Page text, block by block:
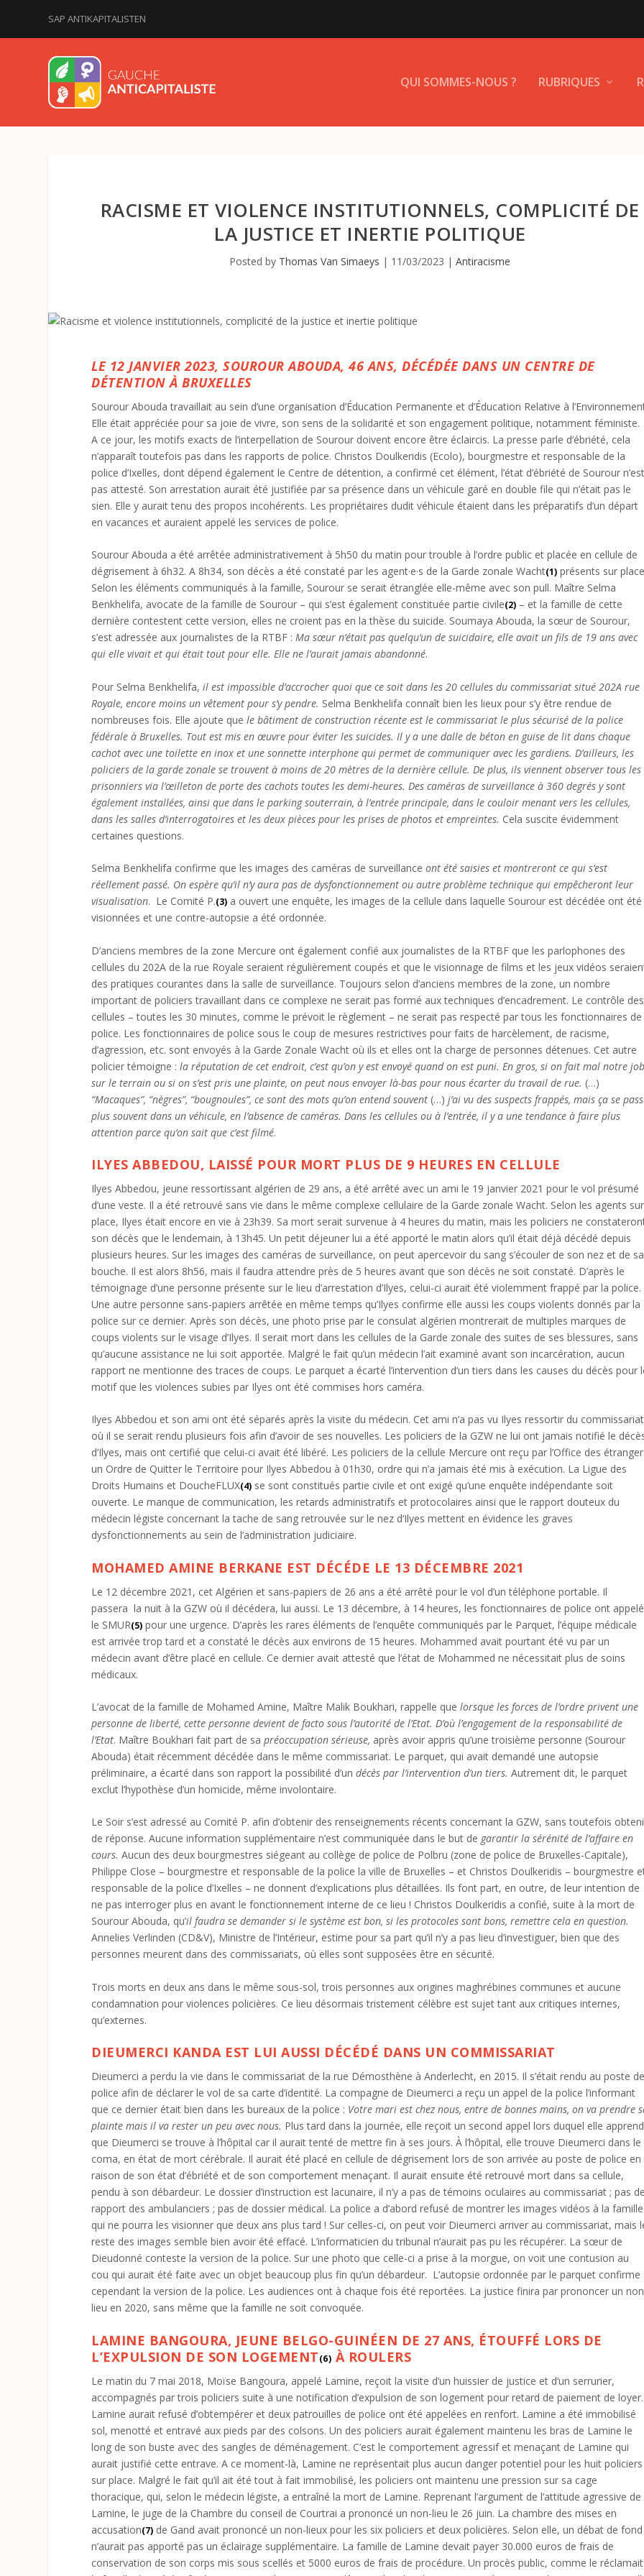
SAP ANTIKAPITALISTEN
QUI SOMMES-NOUS ? RUBRIQUES
RACISME ET VIOLENCE INSTITUTIONNELS, COMPLICITÉ DE
LA JUSTICE ET INERTIE POLITIQUE
Posted by Thomas Van Simaeys | 11/03/2023 |Antiracisme
LE 12 JANVIER 2023, SOUROUR ABOUDA, 46 ANS, DÉCÉDÉE DANS UN CENTRE DE
DÉTENTION À BRUXELLES
Sourour Abouda travaillait au sein d’une organisation d’Éducation Permanente et d’Éducation Relative à
Elle était appréciée pour sa joie de vivre, son sens de la solidarité et son engagement politique, notamment féministe.
A ce jour, les motifs exacts de l’interpellation de Sourour doivent encore être éclaircis. La presse parle d’ébriété, cela
n’apparaît toutefois pas dans les rapports de police. Christos Doulkeridis (Ecolo), bourgmestre et responsable de la
police d’Ixelles, dont dépend également le Centre de détention, a confirmé cet élément, l’état d’ébriété de Sourour
pas attesté. Son arrestation aurait été justifiée par sa présence dans un véhicule garé en double file qui n’était pas le
sien. Elle y aurait tenu des propos incohérents. Les propriétaires dudit véhicule étaient dans les préparatifs d’un départ
en vacances et auraient appelé les services de police.
Sourour Abouda a été arrêtée administrativement à 5h50 du matin pour trouble à l’ordre public et placée en cellule de
dégrisement à 6h32. A 8h34, son décès a été constaté par les agent·e·s de la Garde zonale Wacht(1) présents sur
Selon les éléments communiqués à la famille, Sourour se serait étranglée elle-même avec son pull. Maître Selma
Benkhelifa, avocate de la famille de Sourour – qui s’est également constituée partie civile(2) – et la famille de cette
dernière contestent cette version, elles ne croient pas en la thèse du suicide. Soumaya Abouda, la sœur de Sourour,
s’est adressée aux journalistes de la RTBF :Ma sœur n’était pas quelqu’un de suicidaire, elle avait un fils de 19 ans avec
qui elle vivait et qui était tout pour elle. Elle ne l’aurait jamais abandonné.
Pour Selma Benkhelifa,il est impossible d’accrocher quoi que ce soit dans les 20 cellules du commissariat situé 202A rue
Royale, encore moins un vêtement pour s’y pendre. Selma Benkhelifa connaît bien les lieux pour s’y être rendue de
nombreuses fois. Elle ajoute quele bâtiment de construction récente est le commissariat le plus sécurisé de la police
fédérale à Bruxelles. Tout est mis en œuvre pour éviter les suicides. Il y a une dalle de béton en guise de lit dans chaque
cachot avec une toilette en inox et une sonnette interphone qui permet de communiquer avec les gardiens. D’ailleurs, les
policiers de la garde zonale se trouvent à moins de 20 mètres de la dernière cellule. De plus, ils viennent observer tous les
prisonniers via l’œilleton de porte des cachots toutes les demi-heures. Des caméras de surveillance à 360 degrés y sont
également installées, ainsi que dans le parking souterrain, à l’entrée principale, dans le couloir menant vers les cellules,
dans les salles d’interrogatoires et les deux pièces pour les prises de photos et empreintes. Cela suscite évidemment
certaines questions.
Selma Benkhelifa confirme que les images des caméras de surveillanceont été saisies et montreront ce qui s’est
réellement passé. On espère qu’il n’y aura pas de dysfonctionnement ou autre problème technique qui empêcheront leur
visualisation. Le Comité P.(3) a ouvert une enquête, les images de la cellule dans laquelle Sourour est décédée ont été
visionnées et une contre-autopsie a été ordonnée.
D’anciens membres de la zone Mercure ont également confié aux journalistes de la RTBF que les parlophones des
cellules du 202A de la rue Royale seraient régulièrement coupés et que le visionnage de films et les jeux vidéos
des pratiques courantes dans la salle de surveillance. Toujours selon d’anciens membres de la zone, un nombre
important de policiers travaillant dans ce complexe ne serait pas formé aux techniques d’encadrement. Le contrôle des
cellules – toutes les 30 minutes, comme le prévoit le règlement – ne serait pas respecté par tous les fonctionnaires de
police. Les fonctionnaires de police sous le coup de mesures restrictives pour faits de harcèlement, de racisme,
d’agression, etc. sont envoyés à la Garde Zonale Wacht où ils et elles ont la charge de personnes détenues. Cet autre
policier témoigne :la réputation de cet endroit, c’est qu’on y est envoyé quand on est puni. En gros, si on fait mal notre
sur le terrain ou si on s’est pris une plainte, on peut nous envoyer là-bas pour nous écarter du travail de rue.(…)
“Macaques”, “nègres”, “bougnoules”, ce sont des mots qu’on entend souvent(…) j’ai vu des suspects frappés, mais ça se
plus souvent dans un véhicule, en l’absence de caméras. Dans les cellules ou à l’entrée, il y a une tendance à faire plus
attention parce qu’on sait que c’est filmé.
ILYES ABBEDOU, LAISSÉ POUR MORT PLUS DE 9 HEURES EN CELLULE
Ilyes Abbedou, jeune ressortissant algérien de 29 ans, a été arrêté avec un ami le 19 janvier 2021 pour le vol présumé
d’une veste. Il a été retrouvé sans vie dans le même complexe cellulaire de la Garde zonale Wacht. Selon les agents sur
place, Ilyes était encore en vie à 23h39. Sa mort serait survenue à 4 heures du matin, mais les policiers ne
son décès que le lendemain, à 13h45. Un petit déjeuner lui a été apporté le matin alors qu’il était déjà décédé depuis
plusieurs heures. Sur les images des caméras de surveillance, on peut apercevoir du sang s’écouler de son nez et de sa
bouche. Il est alors 8h56, mais il faudra attendre près de 5 heures avant que son décès ne soit constaté. D’après le
témoignage d’une personne présente sur le lieu d’arrestation d’Ilyes, celui-ci aurait été violemment frappé par la police.
Une autre personne sans-papiers arrêtée en même temps qu’Ilyes confirme elle aussi les coups violents donnés par la
police sur ce dernier. Après son décès, une photo prise par le consulat algérien montrerait de multiples marques de
coups violents sur le visage d’Ilyes. Il serait mort dans les cellules de la Garde zonale des suites de ses blessures, sans
qu’aucune assistance ne lui soit apportée. Malgré le fait qu’un médecin l’ait examiné avant son incarcération, aucun
rapport ne mentionne des traces de coups. Le parquet a écarté l’intervention d’un tiers dans les causes du décès pour
motif que les violences subies par Ilyes ont été commises hors caméra.
Ilyes Abbedou et son ami ont été séparés après la visite du médecin. Cet ami n’a pas vu Ilyes ressortir du commissariat
où il se serait rendu plusieurs fois afin d’avoir de ses nouvelles. Les policiers de la GZW ne lui ont jamais notifié le
d’Ilyes, mais ont certifié que celui-ci avait été libéré. Les policiers de la cellule Mercure ont reçu par l’Office des
un Ordre de Quitter le Territoire pour Ilyes Abbedou à 01h30, ordre qui n’a jamais été mis à exécution. La Ligue des
Droits Humains et DoucheFLUX(4) se sont constitués partie civile et ont exigé qu’une enquête indépendante soit
ouverte. Le manque de communication, les retards administratifs et protocolaires ainsi que le rapport douteux du
médecin légiste concernant la tache de sang retrouvée sur le nez d’Ilyes mettent en évidence les graves
dysfonctionnements au sein de l’administration judiciaire.
MOHAMED AMINE BERKANE EST DÉCÉDE LE 13 DÉCEMBRE 2021
Le 12 décembre 2021, cet Algérien et sans-papiers de 26 ans a été arrêté pour le vol d’un téléphone portable. Il
passera la nuit à la GZW où il décédera, lui aussi. Le 13 décembre, à 14 heures, les fonctionnaires de police ont appelé
le SMUR(5) pour une urgence. D’après les rares éléments de l’enquête communiqués par le Parquet, l’équipe médicale
est arrivée trop tard et a constaté le décès aux environs de 15 heures. Mohammed avait pourtant été vu par un
médecin avant d’être placé en cellule. Ce dernier avait attesté que l’état de Mohammed ne nécessitait plus de soins
médicaux.
L’avocat de la famille de Mohamed Amine, Maître Malik Boukhari, rappelle quelorsque les forces de l’ordre privent une
personne de liberté, cette personne devient de facto sous l’autorité de l’Etat. D’où l’engagement de la responsabilité de
l’Etat. Maître Boukhari fait part de sapréoccupation sérieuse, après avoir appris qu’une troisième personne (Sourour
Abouda) était récemment décédée dans le même commissariat. Le parquet, qui avait demandé une autopsie
préliminaire, a écarté dans son rapport la possibilité d’undécès par l’intervention d’un tiers.Autrement dit, le parquet
exclut l’hypothèse d’un homicide, même involontaire.
Le Soir s’est adressé au Comité P. afin d’obtenir des renseignements récents concernant la GZW, sans toutefois
de réponse. Aucune information supplémentaire n’est communiquée dans le but de garantir la sérénité de l’affaire en
cours.Aucun des deux bourgmestres siégeant au collège de police de Polbru (zone de police de Bruxelles-Capitale),
Philippe Close – bourgmestre et responsable de la police la ville de Bruxelles – et Christos Doulkeridis – bourgmestre
responsable de la police d’Ixelles – ne donnent d’explications plus détaillées. Ils font part, en outre, de leur intention de
ne pas interroger plus en avant le fonctionnement interne de ce lieu ! Christos Doulkeridis a confié, suite à la mort de
Sourour Abouda, qu’il faudra se demander si le système est bon, si les protocoles sont bons, remettre cela en question.
Annelies Verlinden (CD&V), Ministre de l’Intérieur, estime pour sa part qu’il n’y a pas lieu d’investiguer, bien que des
personnes meurent dans des commissariats, où elles sont supposées être en sécurité.
Trois morts en deux ans dans le même sous-sol, trois personnes aux origines maghrébines communes et aucune
condamnation pour violences policières. Ce lieu désormais tristement célèbre est sujet tant aux critiques internes,
qu’externes.
DIEUMERCI KANDA EST LUI AUSSI DÉCÉDÉ DANS UN COMMISSARIAT
Dieumerci a perdu la vie dans le commissariat de la rue Démosthène à Anderlecht, en 2015. Il s’était rendu au poste
police afin de déclarer le vol de sa carte d’identité. La compagne de Dieumerci a reçu un appel de la police l’informant
que ce dernier était bien dans les bureaux de la police : Votre mari est chez nous, entre de bonnes mains, on va prendre
plainte mais il va rester un peu avec nous. Plus tard dans la journée, elle reçoit un second appel lors duquel elle apprend
que Dieumerci se trouve à l’hôpital car il aurait tenté de mettre fin à ses jours. À l’hôpital, elle trouve Dieumerci dans le
coma, en état de mort cérébrale. Il aurait été placé en cellule de dégrisement lors de son arrivée au poste de police en
raison de son état d’ébriété et de son comportement menaçant. Il aurait ensuite été retrouvé mort dans sa cellule,
pendu à son débardeur. Le dossier d’instruction est lacunaire, il n’y a pas de témoins oculaires au commissariat ; pas
rapport des ambulanciers ; pas de dossier médical. La police a d’abord refusé de montrer les images vidéos à la famille
qui ne pourra les visionner que deux ans plus tard ! Sur celles-ci, on peut voir Dieumerci arriver au commissariat, mais
reste des images semble bien avoir été effacé. L’informaticien du tribunal n’aurait pas pu les récupérer. La sœur de
Dieudonné conteste la version de la police. Sur une photo que celle-ci a prise à la morgue, on voit une contusion au
cou qui aurait été faite avec un objet beaucoup plus fin qu’un débardeur. L’autopsie ordonnée par le parquet confirme
cependant la version de la police. Les audiences ont à chaque fois été reportées. La justice finira par prononcer un
lieu en 2020, sans même que la famille ne soit convoquée.
LAMINE BANGOURA, JEUNE BELGO-GUINÉEN DE 27 ANS, ÉTOUFFÉ LORS DE
L’EXPULSION DE SON LOGEMENT(6) À ROULERS
Le matin du 7 mai 2018, Moïse Bangoura, appelé Lamine, reçoit la visite d’un huissier de justice et d’un serrurier,
accompagnés par trois policiers suite à une notification d’expulsion de son logement pour retard de paiement de loyer.
Lamine aurait refusé d’obtempérer et deux patrouilles de police ont été appelées en renfort. Lamine a été immobilisé
sol, menotté et entravé aux pieds par des colsons. Un des policiers aurait également maintenu les bras de Lamine le
long de son buste avec des sangles de déménagement. C’est le comportement agressif et menaçant de Lamine qui
aurait justifié cette entrave. A ce moment-là, Lamine ne représentait plus aucun danger potentiel pour les huit policiers
sur place. Malgré le fait qu’il ait été tout à fait immobilisé, les policiers ont maintenu une pression sur sa cage
thoracique, qui, selon le médecin légiste, a entraîné la mort de Lamine. Reprenant l’argument de l’attitude agressive de
Lamine, le juge de la Chambre du conseil de Courtrai a prononcé un non-lieu le 26 juin. La chambre des mises en
accusation(7) de Gand avait prononcé un non-lieux pour les six policiers et deux policières. Selon elle, un débat de fond
n’aurait pas apporté pas un éclairage supplémentaire. La famille de Lamine devait payer 30.000 euros de frais de
conservation de son corps mis sous scellés et 5000 euros de frais de procédure. Un procès public, comme le réclamait